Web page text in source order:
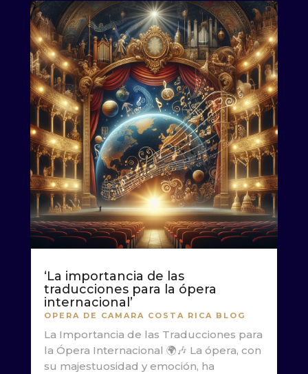
‘La importancia de las
traducciones para la ópera
internacional’
OPERA DE CAMARA COSTA RICA BLOG
La Importancia de las Traducciones para
la Ópera Internacional 🌍🎶 La ópera, con
su majestuosidad y emoción, ha